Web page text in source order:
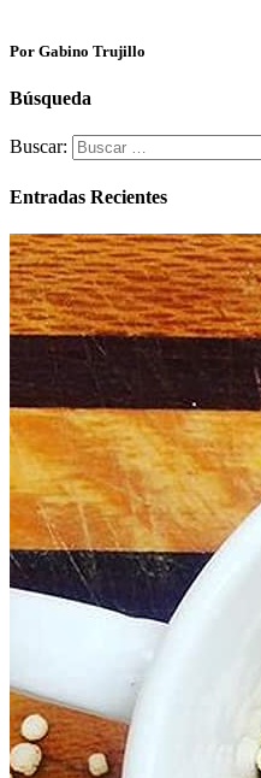
Por Gabino Trujillo
Búsqueda
Buscar:
Entradas Recientes